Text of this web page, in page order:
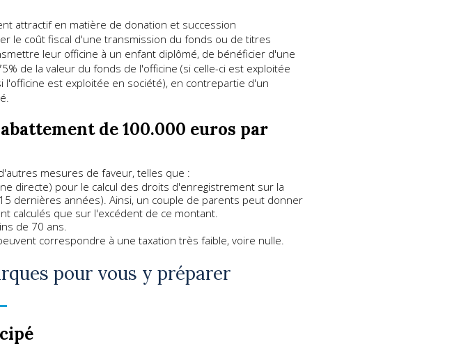
attractif en matière de donation et succession
le coût fiscal d'une transmission du fonds ou de titres
leur officine à un enfant diplômé, de bénéficier d'une
de la valeur du fonds de l'officine (si celle-ci est exploitée
est exploitée en société), en contrepartie d'un
de 100.000 euros par
mesures de faveur, telles que :
directe) pour le calcul des droits d'enregistrement sur la
dernières années). Ainsi, un couple de parents peut donner
calculés que sur l'excédent de ce montant.
de 70 ans.
correspondre à une taxation très faible, voire nulle.
pour vous y préparer